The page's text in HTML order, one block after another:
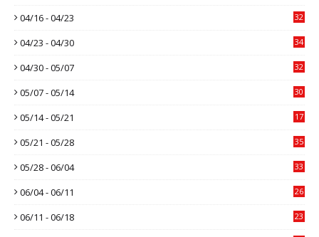
04/16 - 04/23 32
04/23 - 04/30 34
04/30 - 05/07 32
05/07 - 05/14 30
05/14 - 05/21 17
05/21 - 05/28 35
05/28 - 06/04 33
06/04 - 06/11 26
06/11 - 06/18 23